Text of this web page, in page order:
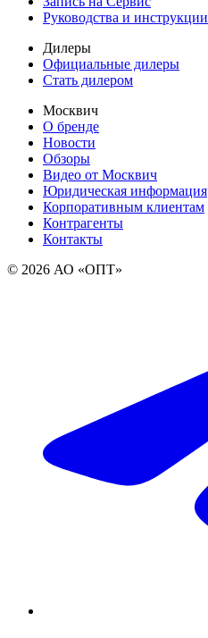
Руководства и инструкции
Дилеры
Официальные дилеры
Стать дилером
Москвич
О бренде
Новости
Обзоры
Видео от Москвич
Юридическая информация
Корпоративным клиентам
Контрагенты
Контакты
© 2026 АО «ОПТ»